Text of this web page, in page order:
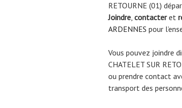
RETOURNE (01)
Joindre, contacteret
ARDENNES pour
Vous pouvez joindre
CHATELET SUR
ou prendre contact
transport des